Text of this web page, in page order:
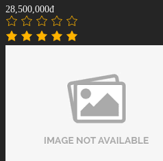
28,500,000đ